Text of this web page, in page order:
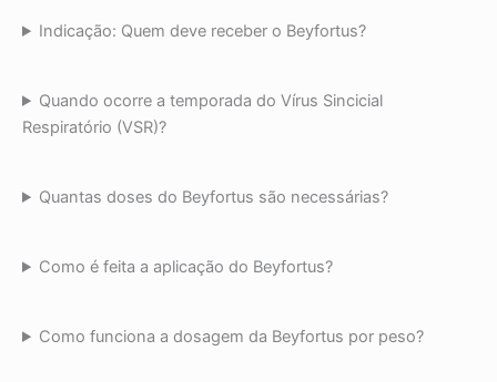
Indicação: Quem deve receber o Beyfortus?
Quando ocorre a temporada do Vírus Sincicial
Respiratório (VSR)?
Quantas doses do Beyfortus são necessárias?
Como é feita a aplicação do Beyfortus?
Como funciona a dosagem da Beyfortus por peso?